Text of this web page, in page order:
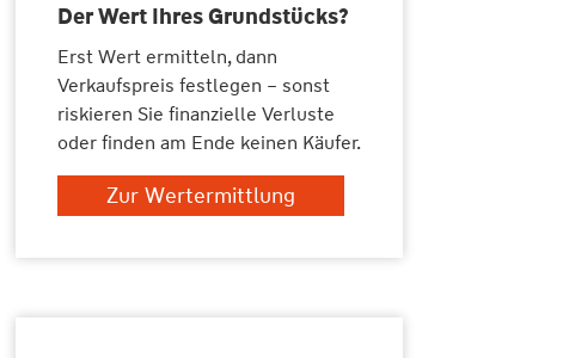
Der Wert Ihres Grundstücks?
Erst Wert ermitteln, dann
Verkaufspreis festlegen – sonst
riskieren Sie finanzielle Verluste
oder finden am Ende keinen Käufer.
Zur Wertermittlung